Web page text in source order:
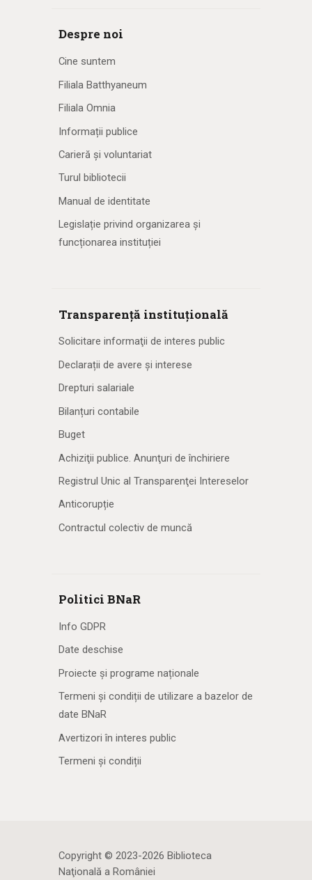
Despre noi
Cine suntem
Filiala Batthyaneum
Filiala Omnia
Informații publice
Carieră și voluntariat
Turul bibliotecii
Manual de identitate
Legislație privind organizarea și
funcționarea instituției
Transparență instituțională
Solicitare informaţii de interes public
Declarații de avere și interese
Drepturi salariale
Bilanțuri contabile
Buget
Achiziţii publice. Anunţuri de închiriere
Registrul Unic al Transparenţei Intereselor
Anticorupție
Contractul colectiv de muncă
Politici BNaR
Info GDPR
Date deschise
Proiecte și programe naționale
Termeni și condiții de utilizare a bazelor de
date BNaR
Avertizori în interes public
Termeni și condiții
Copyright © 2023-2026 Biblioteca
Naţională a României